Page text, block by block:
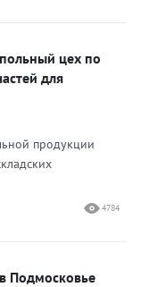
цех по
для
продукции
4784
Подмосковье